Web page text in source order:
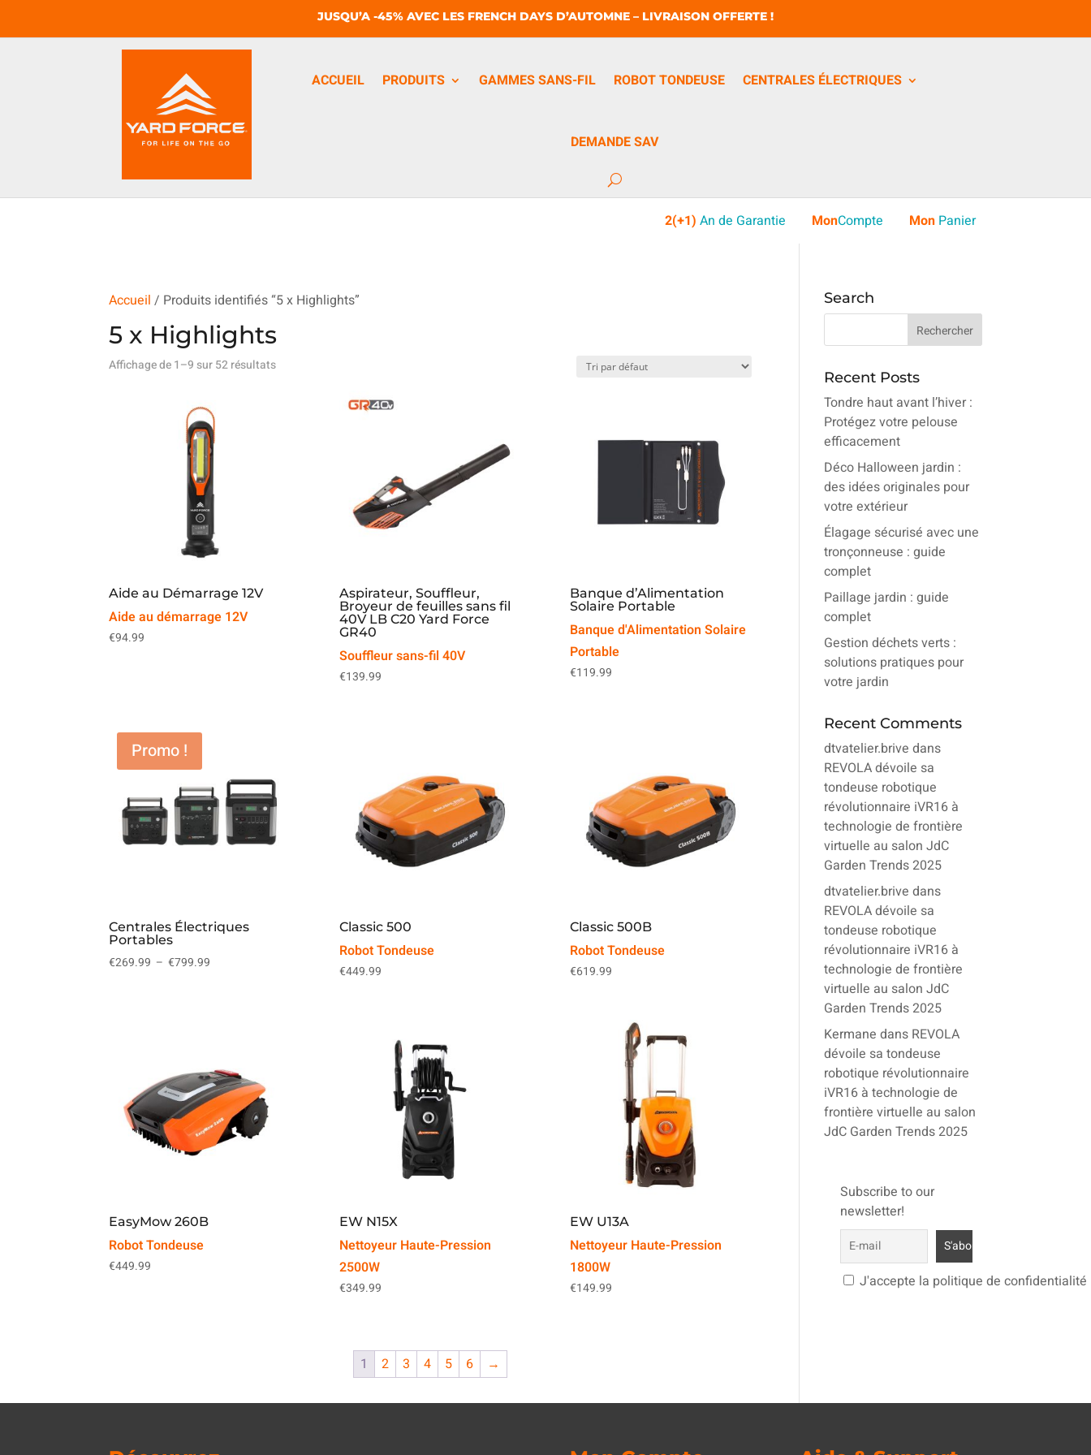
JUSQU’A -45% AVEC LES FRENCH DAYS D’AUTOMNE – LIVRAISON OFFERTE !
ACCUEIL PRODUITS GAMMES SANS-FIL ROBOT TONDEUSE CENTRALES ÉLECTRIQUES
DEMANDE SAV
MonPanier
MonCompte
2(+1) An de Garantie
Accueil / Produits identifiés “5 x Highlights”
5 x Highlights
Affichage de 1–9 sur 52 résultats
Aide au Démarrage 12V
Aide au démarrage 12V
€94.99
Aspirateur, Souffleur,
Broyeur de feuilles sans fil
40V LB C20 Yard Force
GR40
Souffleur sans-fil 40V
€139.99
Banque d’Alimentation
Solaire Portable
Banque d'Alimentation Solaire
Portable
€119.99
Promo !
Centrales Électriques
Portables
€269.99 – €799.99
Classic 500
Robot Tondeuse
€449.99
Classic 500B
Robot Tondeuse
€619.99
EasyMow 260B
Robot Tondeuse
€449.99
EW N15X
Nettoyeur Haute-Pression
2500W
€349.99
EW U13A
Nettoyeur Haute-Pression
1800W
€149.99
1 2 3 4 5 6 →
Search
Recent Posts
Tondre haut avant l’hiver :
Protégez votre pelouse
efficacement
Déco Halloween jardin :
des idées originales pour
votre extérieur
Élagage sécurisé avec une
tronçonneuse : guide
complet
Paillage jardin : guide
complet
Gestion déchets verts :
solutions pratiques pour
votre jardin
Recent Comments
dtvatelier.brive dans
REVOLA dévoile sa
tondeuse robotique
révolutionnaire iVR16 à
technologie de frontière
virtuelle au salon JdC
Garden Trends 2025
dtvatelier.brive dans
REVOLA dévoile sa
tondeuse robotique
révolutionnaire iVR16 à
technologie de frontière
virtuelle au salon JdC
Garden Trends 2025
Kermane dans REVOLA
dévoile sa tondeuse
robotique révolutionnaire
iVR16 à technologie de
frontière virtuelle au salon
JdC Garden Trends 2025
Subscribe to our
newsletter!
J'accepte la politique de confidentialité